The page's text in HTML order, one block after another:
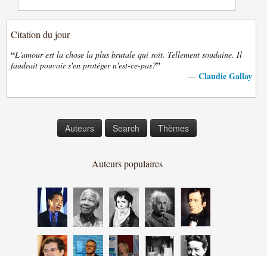
Citation du jour
“L'amour est la chose la plus brutale qui soit. Tellement soudaine. Il
faudrait pouvoir s'en protéger n'est-ce-pas?”
— Claudie Gallay
Auteurs Search Thèmes
Auteurs populaires